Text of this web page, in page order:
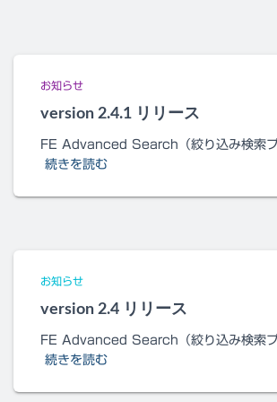
お知らせ
version 2.4.1 リリース
FE Advanced Search（絞り込み検索
続きを読む
お知らせ
version 2.4 リリース
FE Advanced Search（絞り込み検索
続きを読む